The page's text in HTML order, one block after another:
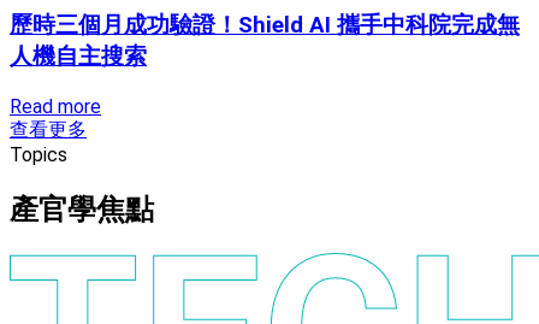
歷時三個月成功驗證！Shield AI 攜手中科院完成無
人機自主搜索
Read more
查看更多
Topics
產官學焦點